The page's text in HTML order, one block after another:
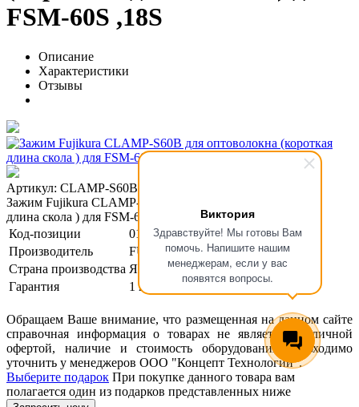
Виктория
Здравствуйте! Мы готовы Вам
помочь. Напишите нашим
менеджерам, если у вас
появятся вопросы.
FSM-60S ,18S
Описание
Характеристики
Отзывы
Артикул: CLAMP-S60B
Зажим Fujikura CLAMP-S60B для оптоволокна (короткая
длина скола ) для FSM-60S ,18S (пара)
Код-позиции
01-00000136
Производитель
FUJIKURA
Страна производства Япония
Гарантия
1 год
Обращаем Ваше внимание, что размещенная на данном сайте
справочная информация о товарах не является публичной
офертой, наличие и стоимость оборудования необходимо
уточнить у менеджеров ООО "Концепт Технологии".
Выберите подарок При покупке данного товара вам
полагается один из подарков представленных ниже